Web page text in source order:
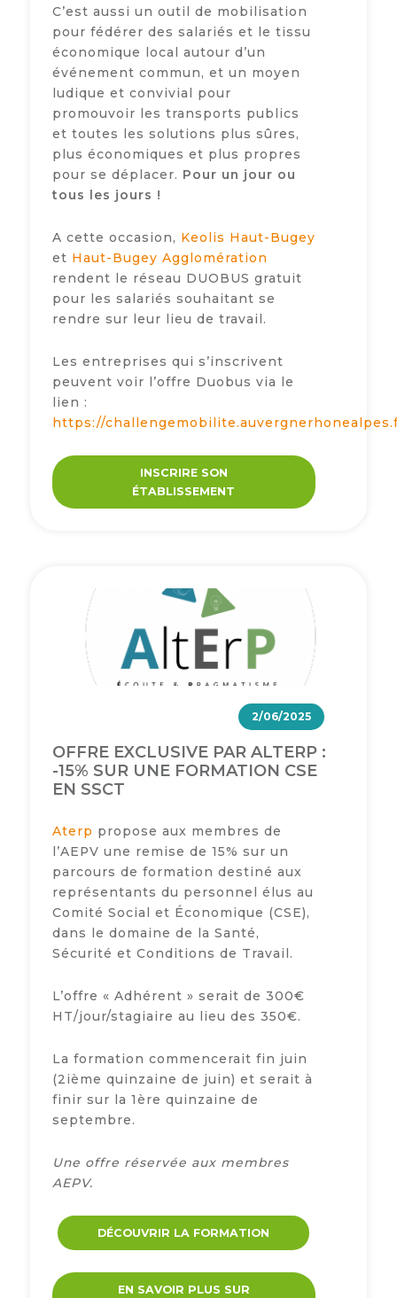
C’est aussi un outil de mobilisation
pour fédérer des salariés et le tissu
économique local autour d’un
événement commun, et un moyen
ludique et convivial pour
promouvoir les transports publics
et toutes les solutions plus sûres,
plus économiques et plus propres
pour se déplacer. Pour un jour ou
tous les jours !
A cette occasion, Keolis Haut-Bugey
et Haut-Bugey Agglomération
rendent le réseau DUOBUS gratuit
pour les salariés souhaitant se
rendre sur leur lieu de travail.
Les entreprises qui s’inscrivent
peuvent voir l’offre Duobus via le
lien :
https://
INSCRIRE SON
ÉTABLISSEMENT
2/06/2025
OFFRE EXCLUSIVE PAR ALTERP :
-15% SUR UNE FORMATION CSE
EN SSCT
Aterp propose aux membres de
l’AEPV une remise de 15% sur un
parcours de formation destiné aux
représentants du personnel élus au
Comité Social et Économique (CSE),
dans le domaine de la Santé,
Sécurité et Conditions de Travail.
L’offre « Adhérent » serait de 300€
HT/jour/stagiaire au lieu des 350€.
La formation commencerait fin juin
(2ième quinzaine de juin) et serait à
finir sur la 1ère quinzaine de
septembre.
Une offre réservée aux membres
AEPV.
DÉCOUVRIR LA FORMATION
EN SAVOIR PLUS SUR